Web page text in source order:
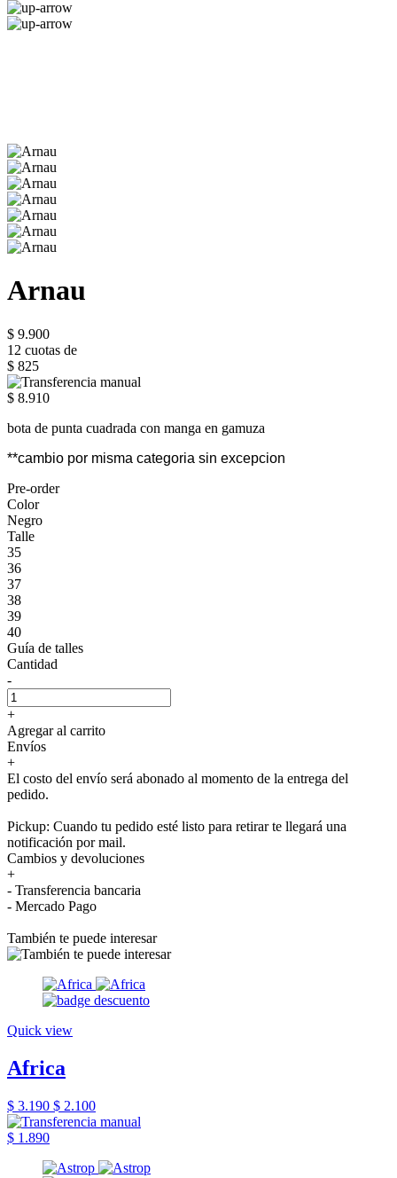
Arnau
$ 9.900
12 cuotas de
$ 825
$ 8.910
bota de punta cuadrada con manga en gamuza
**cambio por misma categoria sin excepcion
Pre-order
Color
Negro
Talle
35
36
37
38
39
40
Guía de talles
Cantidad
-
+
Agregar al carrito
Envíos
+
El costo del envío será abonado al momento de la entrega del
pedido.
Pickup: Cuando tu pedido esté listo para retirar te llegará una
notificación por mail.
Cambios y devoluciones
+
- Transferencia bancaria
- Mercado Pago
También te puede interesar
Quick view
Africa
$ 3.190 $ 2.100
$ 1.890